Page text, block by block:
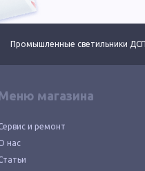
Промышленные светильники
магазина
и ремонт
нас